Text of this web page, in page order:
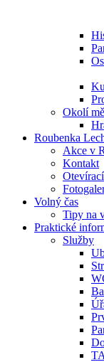
Okolí
Roubenka
Akce v
Kontakt
Volný čas
Tipy na
Praktické
Služby